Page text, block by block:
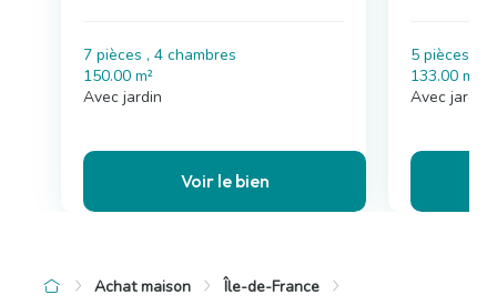
7 pièces , 4 chambres
150.00 m²
Avec jardin
Voir le bien
5 pièces , 4
133.00 m²
Avec jardin
Achat maison
Île-de-France